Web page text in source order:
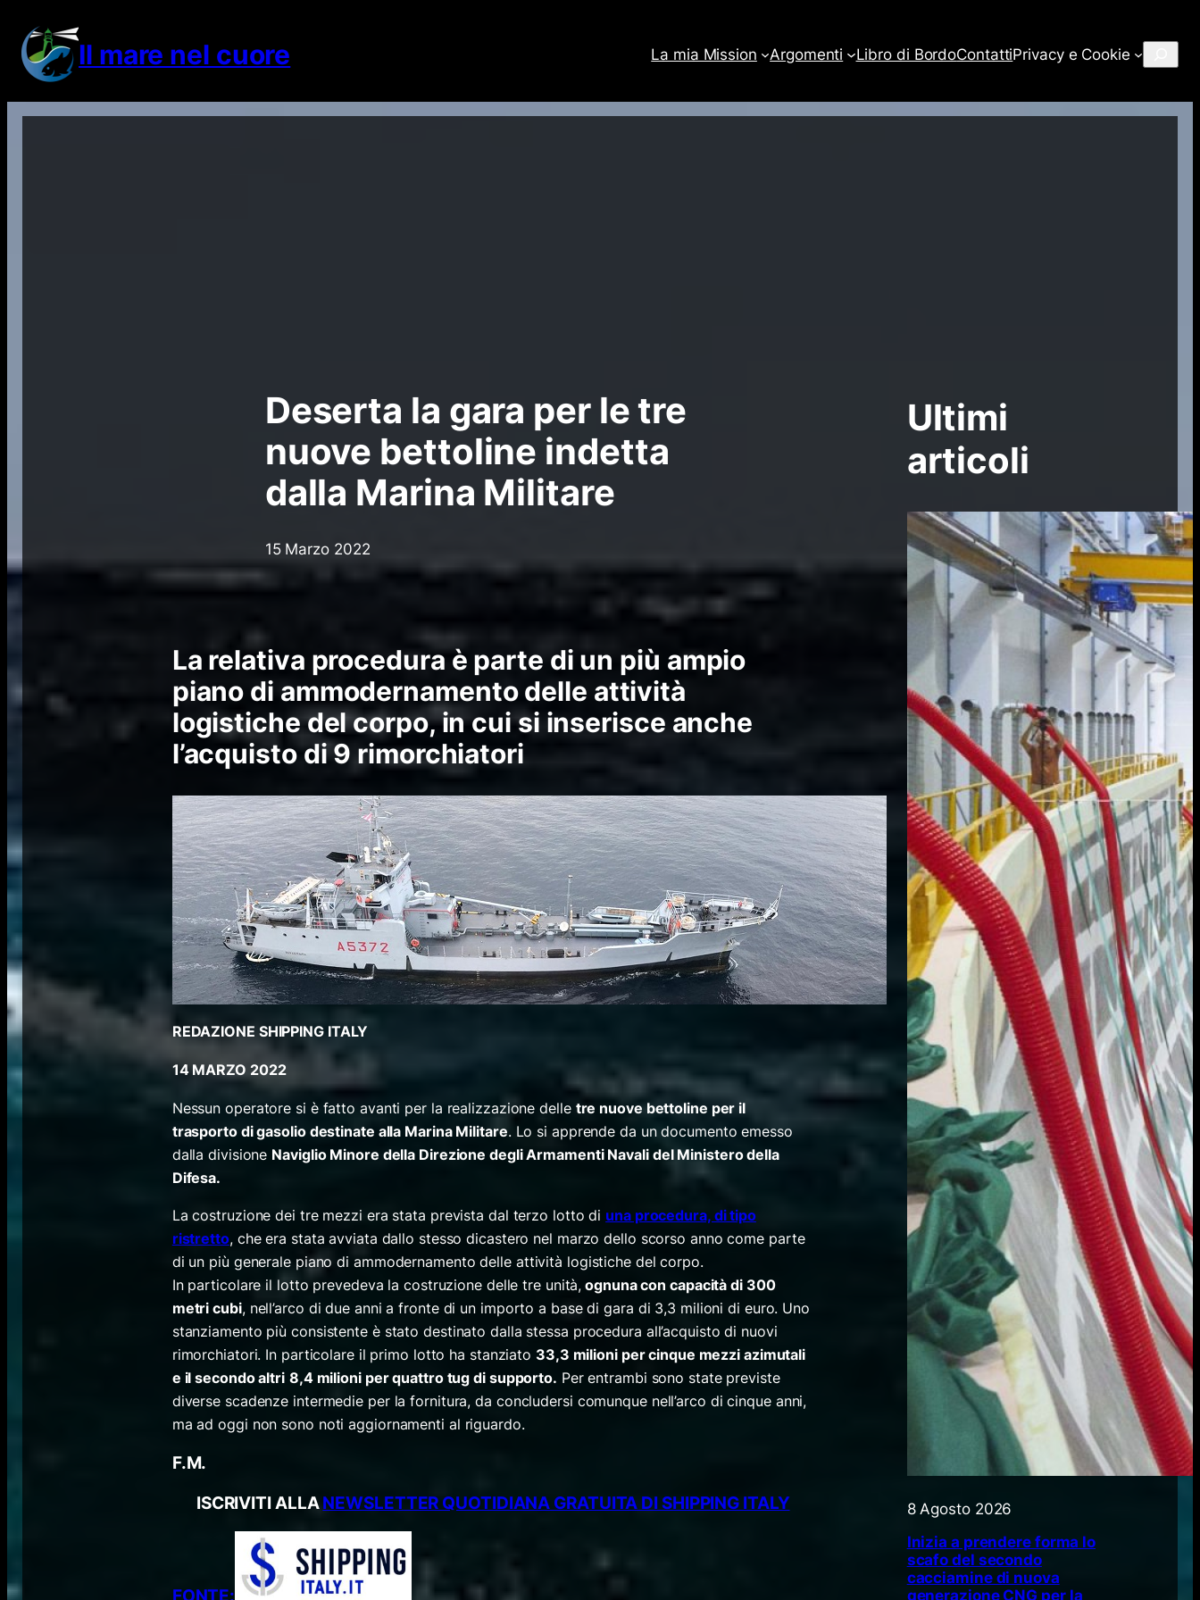
contenuto Il mare nel cuore La mia Mission Argomenti Libro di BordoContattiPrivacy e Cookie
Deserta la gara per le tre
nuove bettoline indetta
dalla Marina Militare
15 Marzo 2022
La relativa procedura è parte di un più ampio
piano di ammodernamento delle attività
logistiche del corpo, in cui si inserisce anche
l’acquisto di 9 rimorchiatori
REDAZIONE SHIPPING ITALY
14 MARZO 2022
Nessun operatore si è fatto avanti per la realizzazione delle tre nuove bettoline per il
trasporto di gasolio destinate alla Marina Militare. Lo si apprende da un documento emesso
dalla divisione Naviglio Minore della Direzione degli Armamenti Navali del Ministero della
Difesa.
La costruzione dei tre mezzi era stata prevista dal terzo lotto di una procedura, di tipo
ristretto, che era stata avviata dallo stesso dicastero nel marzo dello scorso anno come parte
di un più generale piano di ammodernamento delle attività logistiche del corpo.
In particolare il lotto prevedeva la costruzione delle tre unità, ognuna con capacità di 300
metri cubi, nell’arco di due anni a fronte di un importo a base di gara di 3,3 milioni di euro. Uno
stanziamento più consistente è stato destinato dalla stessa procedura all’acquisto di nuovi
rimorchiatori. In particolare il primo lotto ha stanziato 33,3 milioni per cinque mezzi azimutali
e il secondo altri 8,4 milioni per quattro tug di supporto. Per entrambi sono state previste
diverse scadenze intermedie per la fornitura, da concludersi comunque nell’arco di cinque anni,
ma ad oggi non sono noti aggiornamenti al riguardo.
F.M.
ISCRIVITI ALLANEWSLETTER QUOTIDIANA GRATUITA DI SHIPPING ITALY
FONTE:
Ultimi
articoli
8 Agosto 2026
Inizia a prendere forma lo
scafo del secondo
cacciamine di nuova
generazione CNG per la